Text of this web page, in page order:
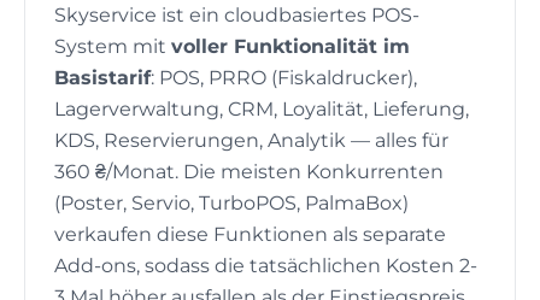
Skyservice ist ein cloudbasiertes POS-
System mit voller Funktionalität im
Basistarif: POS, PRRO (Fiskaldrucker),
Lagerverwaltung, CRM, Loyalität, Lieferung,
KDS, Reservierungen, Analytik — alles für
360 ₴/Monat. Die meisten Konkurrenten
(Poster, Servio, TurboPOS, PalmaBox)
verkaufen diese Funktionen als separate
Add-ons, sodass die tatsächlichen Kosten 2-